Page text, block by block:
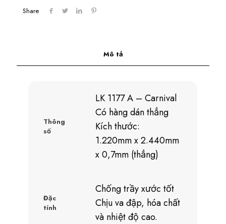
Share
Mô tả
Thông
số
LK 1177 A – Carnival
Có hàng dán thẳng
Kích thước:
1.220mm x 2.440mm
x 0,7mm (thẳng)
Đặc
tính
Chống trầy xước tốt
Chịu va đập, hóa chất
và nhiệt độ cao.